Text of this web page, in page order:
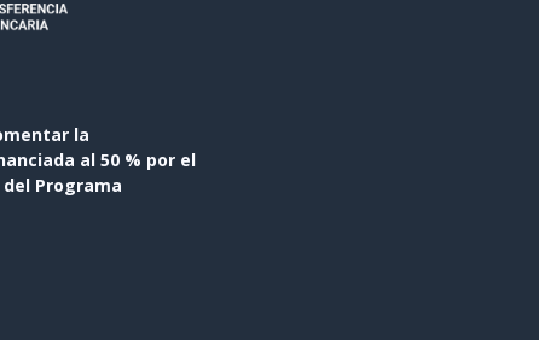
la
al 50 % por el
Programa